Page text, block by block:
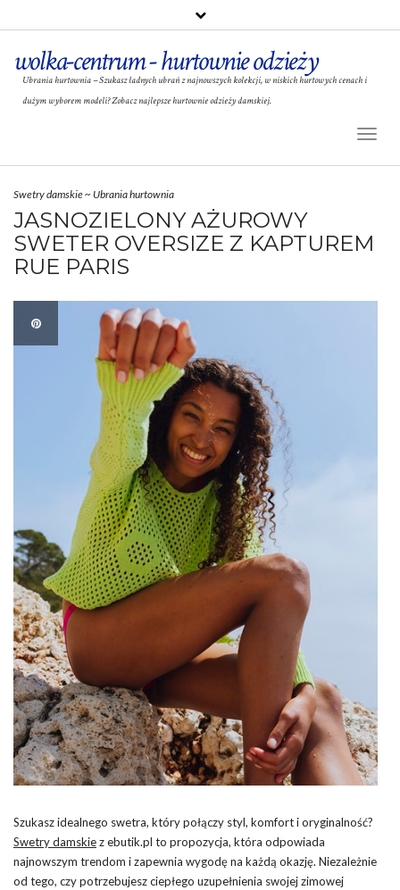
wolka-centrum - hurtownie odzieży
Ubrania hurtownia – Szukasz ładnych ubrań z najnowszych kolekcji, w niskich hurtowych cenach i
dużym wyborem modeli? Zobacz najlepsze hurtownie odzieży damskiej.
Swetry damskie~ Ubrania hurtownia
JASNOZIELONY AŻUROWY
SWETER OVERSIZE Z KAPTUREM
RUE PARIS
Szukasz idealnego swetra, który połączy styl, komfort i oryginalność?
Swetry damskiez ebutik.pl to propozycja, która odpowiada
najnowszym trendom i zapewnia wygodę na każdą okazję. Niezależnie
od tego, czy potrzebujesz ciepłego uzupełnienia swojej zimowej